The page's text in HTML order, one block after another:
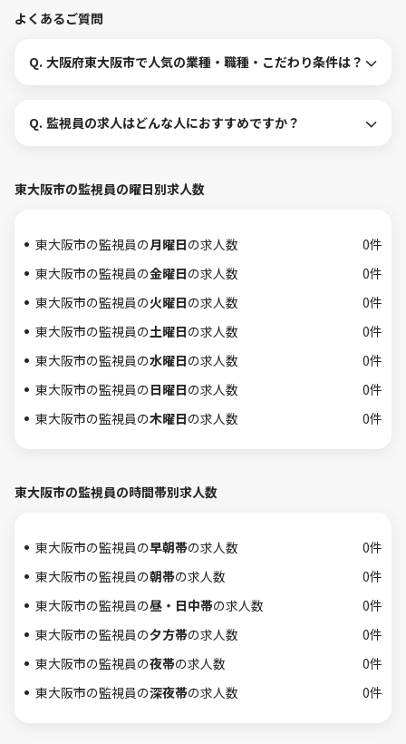
よくあるご質問
Q. 大阪府東大阪市で人気の業種・職種・こだわり条件は？
Q. 監視員の求人はどんな人におすすめですか？
東大阪市の監視員の曜日別求人数
東大阪市の監視員の月曜日の求人数
0件
東大阪市の監視員の金曜日の求人数
0件
東大阪市の監視員の火曜日の求人数
0件
東大阪市の監視員の土曜日の求人数
0件
東大阪市の監視員の水曜日の求人数
0件
東大阪市の監視員の日曜日の求人数
0件
東大阪市の監視員の木曜日の求人数 0件
東大阪市の監視員の時間帯別求人数
東大阪市の監視員の早朝帯の求人数
0件
東大阪市の監視員の朝帯の求人数
0件
東大阪市の監視員の昼・日中帯の求人数
0件
東大阪市の監視員の夕方帯の求人数
0件
東大阪市の監視員の夜帯の求人数
0件
東大阪市の監視員の深夜帯の求人数 0件